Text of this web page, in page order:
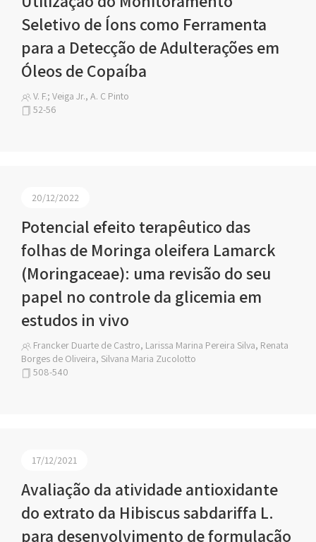
Seletivo de Íons como Ferramenta
para a Detecção de Adulterações em
Óleos de Copaíba
V. F.; Veiga Jr., A. C Pinto
52-56
20/12/2022
Potencial efeito terapêutico das
folhas de Moringa oleifera Lamarck
(Moringaceae): uma revisão do seu
papel no controle da glicemia em
estudos in vivo
Francker Duarte de Castro, Larissa Marina Pereira Silva, Renata
Borges de Oliveira, Silvana Maria Zucolotto
508-540
17/12/2021
Avaliação da atividade antioxidante
do extrato da Hibiscus sabdariffa L.
para desenvolvimento de formulação